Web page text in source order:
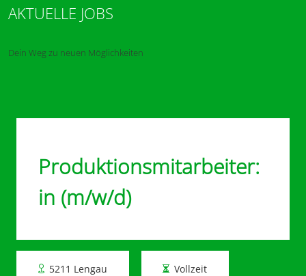
AKTUELLE JOBS
Dein Weg zu neuen Möglichkeiten
Produktionsmitarbeiter:
in (m/w/d)
5211 Lengau Vollzeit